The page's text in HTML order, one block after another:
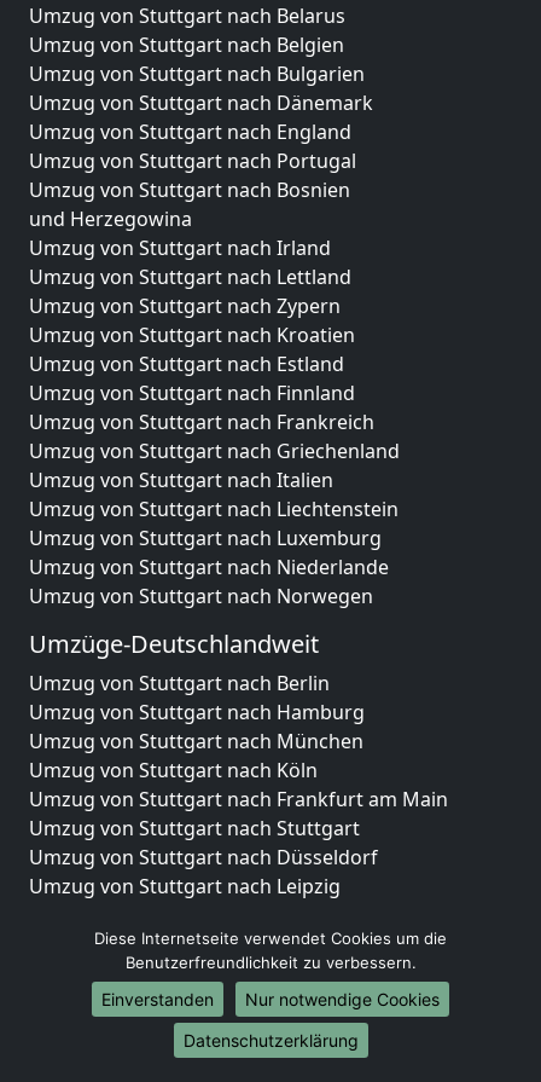
Umzug von Stuttgart nach Belarus
Umzug von Stuttgart nach Belgien
Umzug von Stuttgart nach Bulgarien
Umzug von Stuttgart nach Dänemark
Umzug von Stuttgart nach England
Umzug von Stuttgart nach Portugal
Umzug von Stuttgart nach Bosnien
und Herzegowina
Umzug von Stuttgart nach Irland
Umzug von Stuttgart nach Lettland
Umzug von Stuttgart nach Zypern
Umzug von Stuttgart nach Kroatien
Umzug von Stuttgart nach Estland
Umzug von Stuttgart nach Finnland
Umzug von Stuttgart nach Frankreich
Umzug von Stuttgart nach Griechenland
Umzug von Stuttgart nach Italien
Umzug von Stuttgart nach Liechtenstein
Umzug von Stuttgart nach Luxemburg
Umzug von Stuttgart nach Niederlande
Umzug von Stuttgart nach Norwegen
Umzüge-Deutschlandweit
Umzug von Stuttgart nach Berlin
Umzug von Stuttgart nach Hamburg
Umzug von Stuttgart nach München
Umzug von Stuttgart nach Köln
Umzug von Stuttgart nach Frankfurt am Main
Umzug von Stuttgart nach Stuttgart
Umzug von Stuttgart nach Düsseldorf
Umzug von Stuttgart nach Leipzig
Umzug von Stuttgart nach Essen
Umzug von Stuttgart nach Bremen
Umzug von Stuttgart nach Dresden
Umzug von Stuttgart nach Hannover
Umzug von Stuttgart nach Nürnberg
Diese Internetseite verwendet Cookies um die
Benutzerfreundlichkeit zu verbessern.
Einverstanden
Nur notwendige Cookies
Datenschutzerklärung